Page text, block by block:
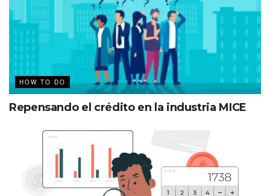
HOW TO DO
Repensando el crédito en la industria MICE